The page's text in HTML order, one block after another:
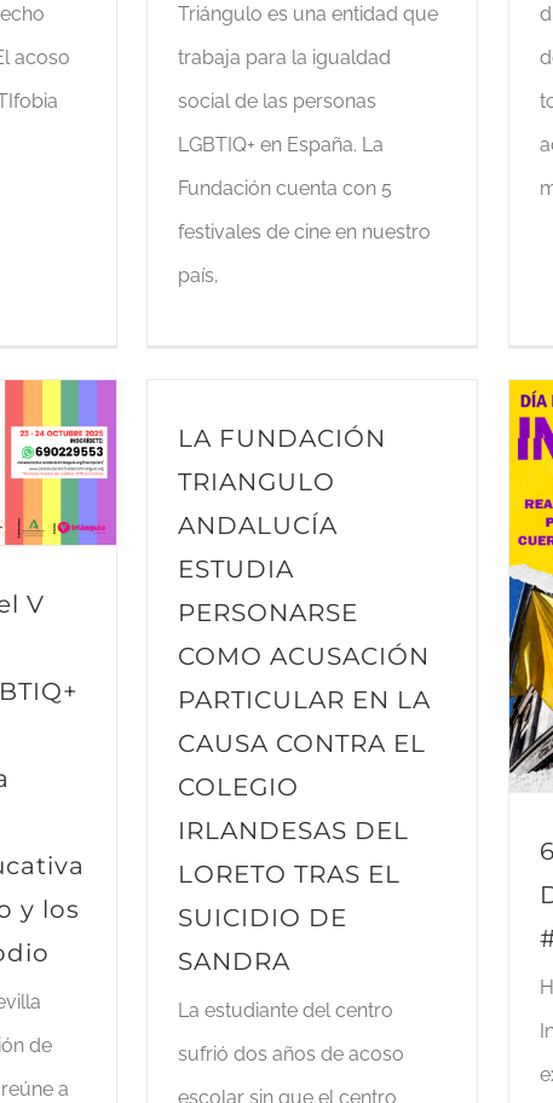
acoso
Triángulo es una entidad que
trabaja para la igualdad
social de las personas
LGBTIQ+ en España. La
Fundación cuenta con 5
festivales de cine en nuestro
país,
V
y los
de
a
LA FUNDACIÓN
TRIANGULO
ANDALUCÍA
ESTUDIA
PERSONARSE
COMO ACUSACIÓN
PARTICULAR EN LA
CAUSA CONTRA EL
COLEGIO
IRLANDESAS DEL
LORETO TRAS EL
SUICIDIO DE
SANDRA
La estudiante del centro
sufrió dos años de acoso
escolar sin que el centro